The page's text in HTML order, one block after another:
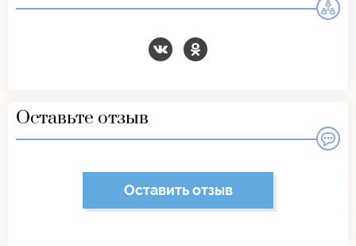
Оставьте отзыв
Оставить отзыв